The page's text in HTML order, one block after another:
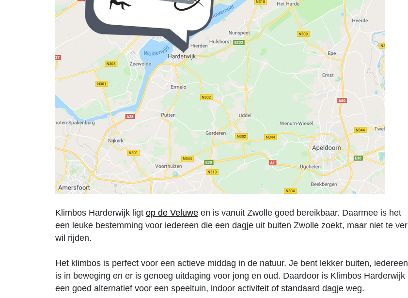
Klimbos Harderwijk ligt op de Veluwe en is vanuit Zwolle goed bereikbaar. Daarmee is het
een leuke bestemming voor iedereen die een dagje uit buiten Zwolle zoekt, maar niet te ver
wil rijden.
Het klimbos is perfect voor een actieve middag in de natuur. Je bent lekker buiten, iedereen
is in beweging en er is genoeg uitdaging voor jong en oud. Daardoor is Klimbos Harderwijk
een goed alternatief voor een speeltuin, indoor activiteit of standaard dagje weg.